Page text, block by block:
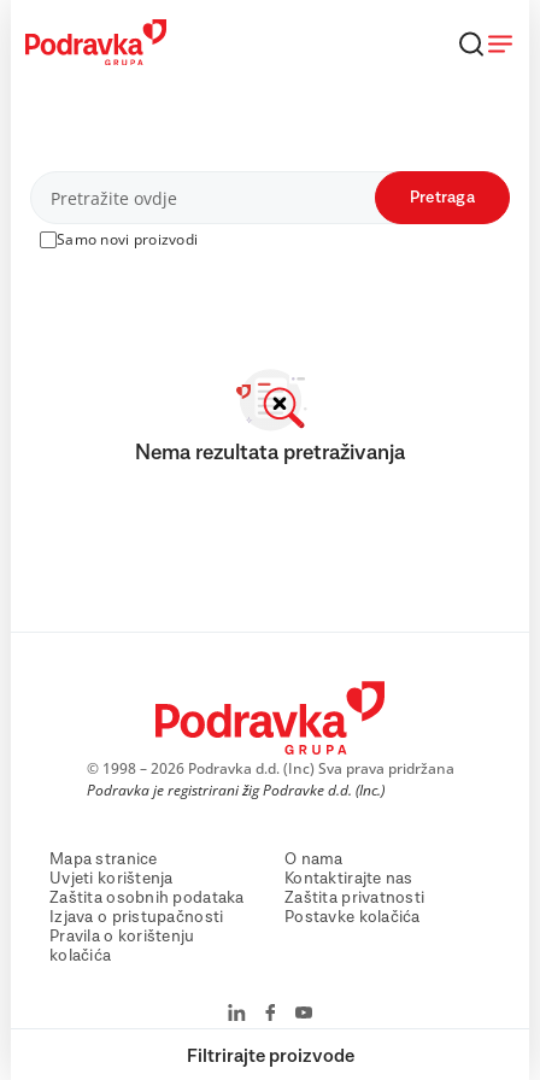
content
Proizvodi
Samo novi proizvodi
Pretraga
Filtrirajte proizvode
Nema rezultata pretraživanja
© 1998 – 2026 Podravka d.d. (Inc) Sva prava pridržana
Podravka je registrirani žig Podravke d.d. (Inc.)
Mapa stranice
Uvjeti korištenja
Zaštita osobnih podataka
Izjava o pristupačnosti
Pravila o korištenju
kolačića
O nama
Kontaktirajte nas
Zaštita privatnosti
Postavke kolačića